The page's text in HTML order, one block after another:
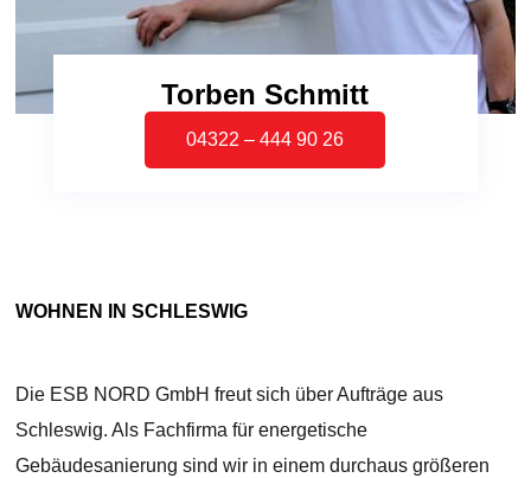
Torben Schmitt
04322 – 444 90 26
WOHNEN IN SCHLESWIG
Die ESB NORD GmbH freut sich über Aufträge aus
Schleswig. Als Fachfirma für energetische
Gebäudesanierung sind wir in einem durchaus größeren